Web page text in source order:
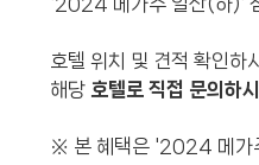
호텔 위치 및 견적 확인하
해당 호텔로 직접 문의하
※ 본 혜택은 '2024 메가